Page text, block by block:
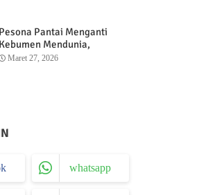
Pesona Pantai Menganti
Kebumen Mendunia,
Mancanegara
Maret 27, 2026
whatsapp